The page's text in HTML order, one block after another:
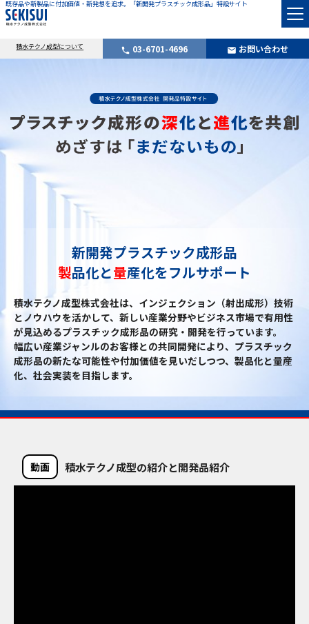
既存品や新製品に付加価値・新発想を追求。「新開発プラスチック成形品」特設サイト
積水テクノ成型について phone 03-6701-4696 mail お問い合わせ
新開発プラスチック成形品
製品化と量産化をフルサポート
積水テクノ成型株式会社は、インジェクション（射出成形）技術
とノウハウを活かして、新しい産業分野やビジネス市場で有用性
が見込めるプラスチック成形品の研究・開発を行っています。
幅広い産業ジャンルのお客様との共同開発により、プラスチック
成形品の新たな可能性や付加価値を見いだしつつ、製品化と量産
化、社会実装を目指します。
動画 積水テクノ成型の紹介と開発品紹介